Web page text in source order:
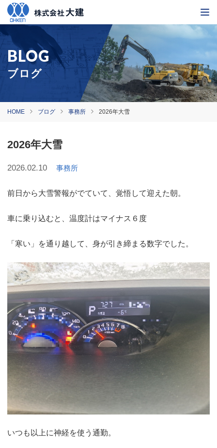
ブログ
HOME ブログ 事務所 2026年大雪
2026年大雪
2026.02.10 事務所
前日から大雪警報がでていて、覚悟して迎えた朝。
車に乗り込むと、温度計はマイナス６度
「寒い」を通り越して、身が引き締まる数字でした。
いつも以上に神経を使う通勤。